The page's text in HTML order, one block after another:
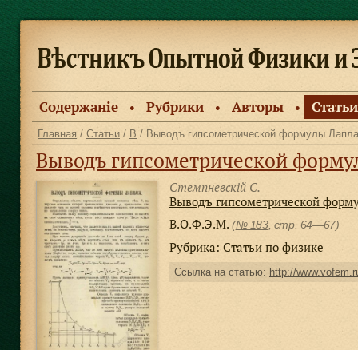
Содержанiе ● Рубрики ● Авторы ● Статьи
Главная / Статьи / В / Выводъ гипсометрической формулы
Выводъ гипсометрической
Стемпневскiй С.
Выводъ гипсометрической
В.О.Ф.Э.М. (№ 183, стр. 64—67)
Рубрика: Статьи по физике
Ссылка на статью: http://